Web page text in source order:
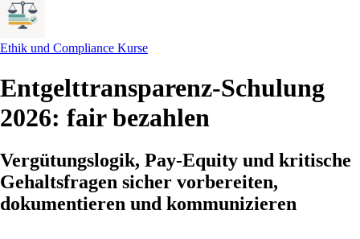
Ethik und Compliance Kurse
Entgelttransparenz-Schulung
2026: fair bezahlen
Vergütungslogik, Pay-Equity und kritische
Gehaltsfragen sicher vorbereiten,
dokumentieren und kommunizieren